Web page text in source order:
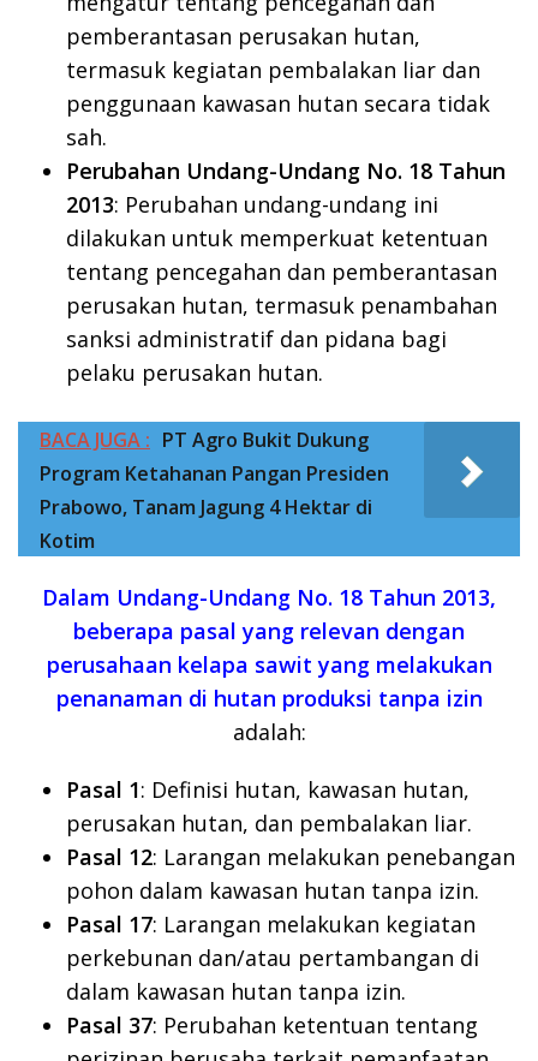
pemberantasan perusakan hutan,
termasuk kegiatan pembalakan liar dan
penggunaan kawasan hutan secara tidak
sah.
Perubahan Undang-Undang No. 18 Tahun
2013: Perubahan undang-undang ini
dilakukan untuk memperkuat ketentuan
tentang pencegahan dan pemberantasan
perusakan hutan, termasuk penambahan
sanksi administratif dan pidana bagi
pelaku perusakan hutan.
BACA JUGA : PT Agro Bukit Dukung
Program Ketahanan Pangan Presiden
Prabowo, Tanam Jagung 4 Hektar di
Kotim
Dalam Undang-Undang No. 18 Tahun 2013,
beberapa pasal yang relevan dengan
perusahaan kelapa sawit yang melakukan
penanaman di hutan produksi tanpa izin
adalah:
Pasal 1: Definisi hutan, kawasan hutan,
perusakan hutan, dan pembalakan liar.
Pasal 12: Larangan melakukan penebangan
pohon dalam kawasan hutan tanpa izin.
Pasal 17: Larangan melakukan kegiatan
perkebunan dan/atau pertambangan di
dalam kawasan hutan tanpa izin.
Pasal 37: Perubahan ketentuan tentang